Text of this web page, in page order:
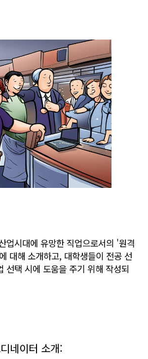
업시대에 유망한 직업으로서의 '원격
대해 소개하고, 대학생들이 전공 선
선택 시에 도움을 주기 위해 작성되
네이터 소개: